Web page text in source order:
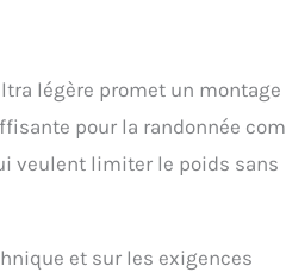
légère promet un montage
pour la randonnée
veulent limiter le poids sans
et sur les exigences